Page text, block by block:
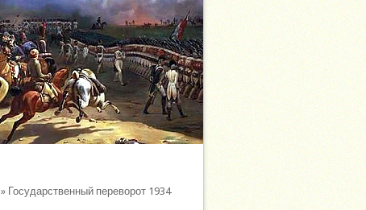
» Государственный переворот 1934